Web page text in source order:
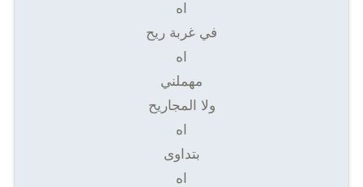
اه
في غربة ريح
اه
مهملني
ولا المجاريح
اه
بتداوى
اه